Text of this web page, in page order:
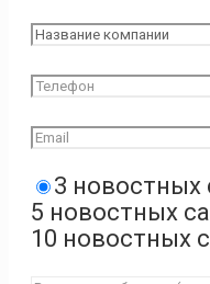
3 новостных
5 новостных
10 новостных